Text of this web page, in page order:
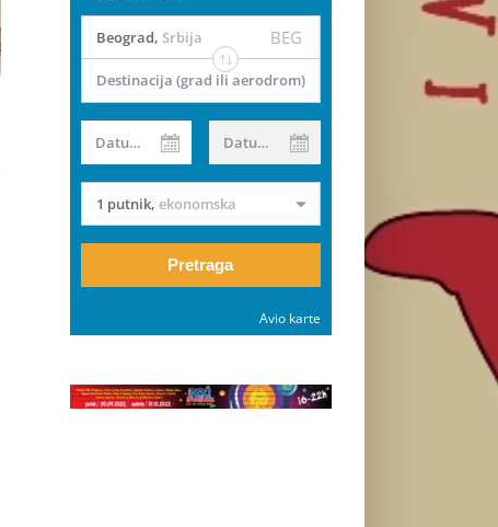
Beograd, Srbija BEG
Destinacija (grad ili aerodrom)
Datum od Datum do
1 putnik, ekonomska
Pretraga
Avio karte